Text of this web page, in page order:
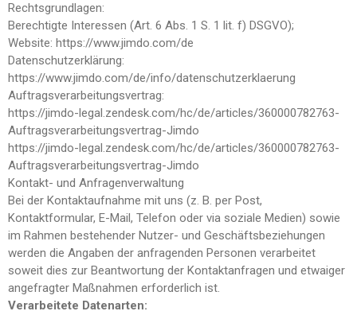
Rechtsgrundlagen:
Berechtigte Interessen (Art. 6 Abs. 1 S. 1 lit. f) DSGVO);
Website: https://www.jimdo.com/de
Datenschutzerklärung:
https://www.jimdo.com/de/info/datenschutzerklaerung
Auftragsverarbeitungsvertrag:
https://jimdo-legal.zendesk.com/hc/de/articles/360000782763-
Auftragsverarbeitungsvertrag-Jimdo
https://jimdo-legal.zendesk.com/hc/de/articles/360000782763-
Auftragsverarbeitungsvertrag-Jimdo
Kontakt- und Anfragenverwaltung
Bei der Kontaktaufnahme mit uns (z. B. per Post,
Kontaktformular, E-Mail, Telefon oder via soziale Medien) sowie
im Rahmen bestehender Nutzer- und Geschäftsbeziehungen
werden die Angaben der anfragenden Personen verarbeitet
soweit dies zur Beantwortung der Kontaktanfragen und etwaiger
angefragter Maßnahmen erforderlich ist.
Verarbeitete Datenarten: